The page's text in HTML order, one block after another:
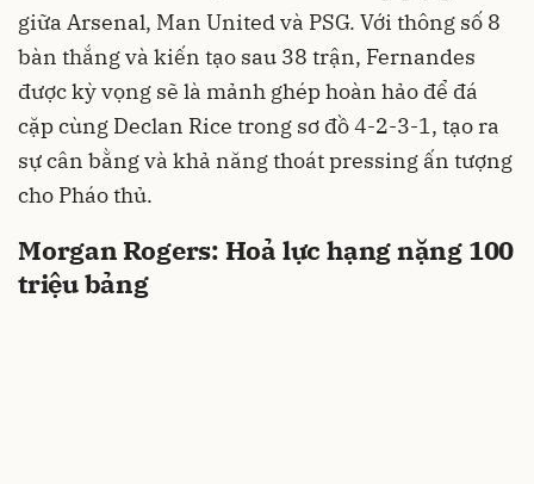
giữa Arsenal, Man United và PSG. Với thông số 8
bàn thắng và kiến tạo sau 38 trận, Fernandes
được kỳ vọng sẽ là mảnh ghép hoàn hảo để đá
cặp cùng Declan Rice trong sơ đồ 4-2-3-1, tạo ra
sự cân bằng và khả năng thoát pressing ấn tượng
cho Pháo thủ.
Morgan Rogers: Hoả lực hạng nặng 100
triệu bảng